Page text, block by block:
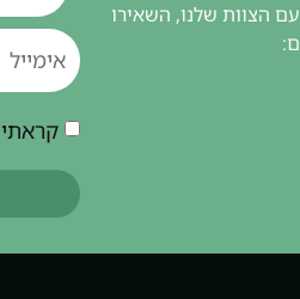
הצוות שלנו, השאירו